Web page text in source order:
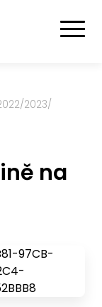
2023/
na